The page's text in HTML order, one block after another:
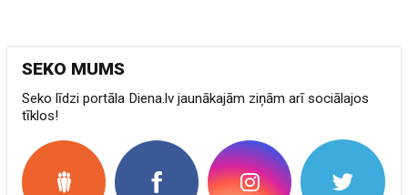
SEKO MUMS
Seko līdzi portāla Diena.lv jaunākajām ziņām arī sociālajos
tīklos!